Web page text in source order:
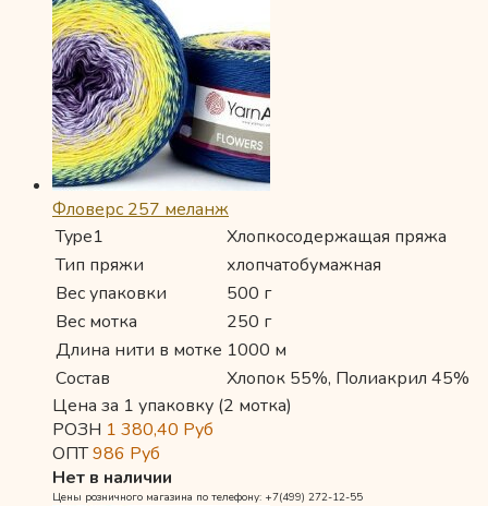
Фловерс 257 меланж
Type1
Хлопкосодержащая пряжа
Тип пряжи
хлопчатобумажная
Вес упаковки
500 г
Вес мотка
250 г
Длина нити в мотке 1000 м
Состав
Хлопок 55%, Полиакрил 45%
Цена за 1 упаковку (2 мотка)
РОЗН 1 380,40 Руб
ОПТ986 Руб
Нет в наличии
Цены розничного магазина по телефону: +7(499) 272-12-55